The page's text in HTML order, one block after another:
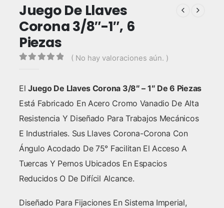
Juego De Llaves
Corona 3/8″-1″, 6
Piezas
( No hay valoraciones aún. )
ElJuego De Llaves Corona 3/8″ – 1″ De 6 Piezas
Está Fabricado En Acero Cromo Vanadio De Alta
Resistencia Y Diseñado Para Trabajos Mecánicos
E Industriales. Sus Llaves Corona-Corona Con
Ángulo Acodado De 75° Facilitan El Acceso A
Tuercas Y Pernos Ubicados En Espacios
Reducidos O De Difícil Alcance.
Diseñado Para Fijaciones En Sistema Imperial,